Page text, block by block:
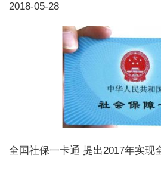
2018-05-28
全国社保一卡通 提出2017年实现